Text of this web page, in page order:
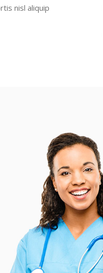
nisl aliquip